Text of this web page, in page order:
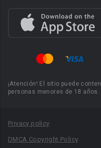
¡Atención! El sitio puede
personas menores de 18 años.
Privacy policy
DMCA Copyright Policy